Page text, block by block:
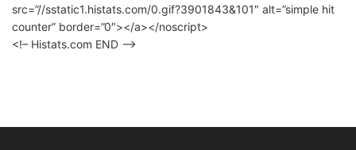
src=”//sstatic1.histats.com/0.gif?3901843&101″ alt=”simple hit
counter” border=”0″></a></noscript>
<!– Histats.com END –>